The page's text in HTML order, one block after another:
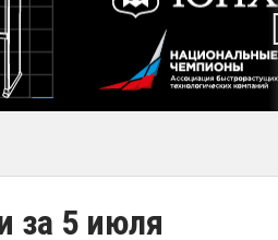
за 5 июля